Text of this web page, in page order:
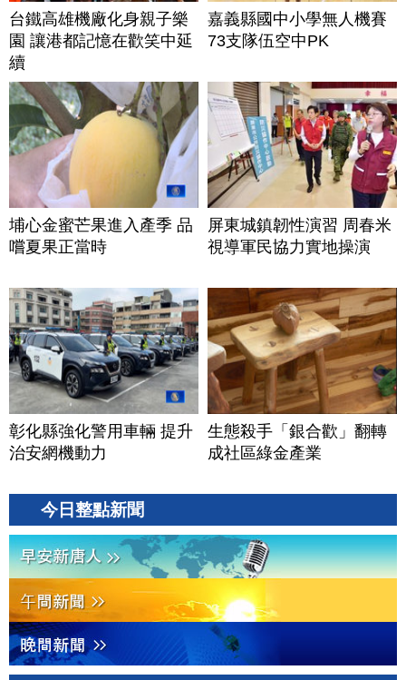
台鐵高雄機廠化身親子樂
園 讓港都記憶在歡笑中延
續
嘉義縣國中小學無人機賽
73支隊伍空中PK
埔心金蜜芒果進入產季 品
嚐夏果正當時
屏東城鎮韌性演習 周春米
視導軍民協力實地操演
彰化縣強化警用車輛 提升
治安網機動力
生態殺手「銀合歡」翻轉
成社區綠金產業
今日整點新聞